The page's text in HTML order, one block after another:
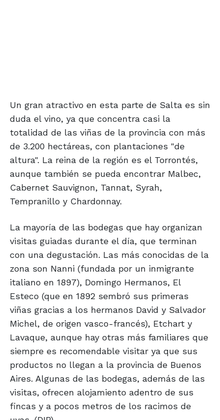
Un gran atractivo en esta parte de Salta es sin
duda el vino, ya que concentra casi la
totalidad de las viñas de la provincia con más
de 3.200 hectáreas, con plantaciones "de
altura". La reina de la región es el Torrontés,
aunque también se pueda encontrar Malbec,
Cabernet Sauvignon, Tannat, Syrah,
Tempranillo y Chardonnay.
La mayoría de las bodegas que hay organizan
visitas guiadas durante el día, que terminan
con una degustación. Las más conocidas de la
zona son Nanni (fundada por un inmigrante
italiano en 1897), Domingo Hermanos, El
Esteco (que en 1892 sembró sus primeras
viñas gracias a los hermanos David y Salvador
Michel, de origen vasco-francés), Etchart y
Lavaque, aunque hay otras más familiares que
siempre es recomendable visitar ya que sus
productos no llegan a la provincia de Buenos
Aires. Algunas de las bodegas, además de las
visitas, ofrecen alojamiento adentro de sus
fincas y a pocos metros de los racimos de